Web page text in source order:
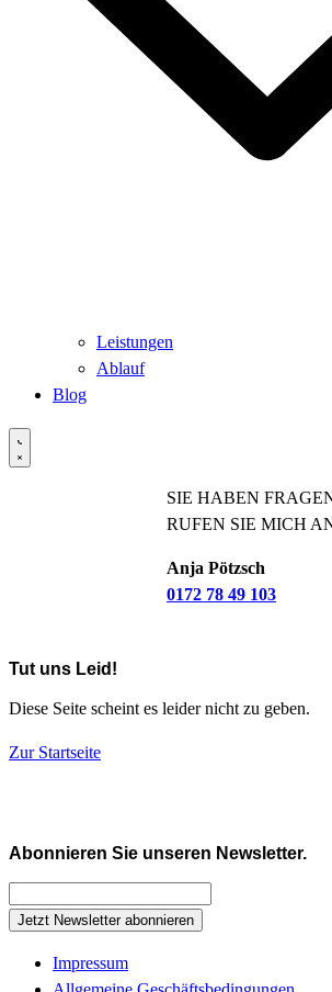
Leistungen
Ablauf
Blog
SIE HABEN
RUFEN SIE MICH
Anja Pötzsch
0172 78 49 103
Tut uns Leid!
Diese Seite scheint es leider nicht zu geben.
Zur Startseite
Abonnieren Sie unseren Newsletter.
Jetzt Newsletter abonnieren
Impressum